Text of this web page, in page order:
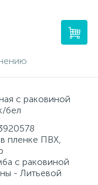
с раковиной
бел
пленке ПВХ,
с раковиной
- Литьевой